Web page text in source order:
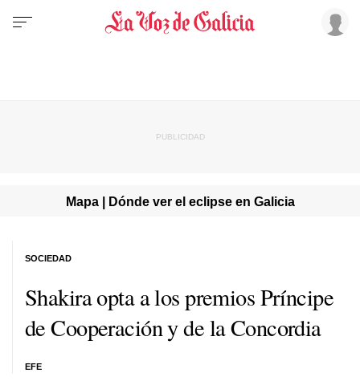
Mapa | Dónde ver el eclipse en Galicia
Shakira opta a los premios Príncipe
de Cooperación y de la Concordia
EFE
SOCIEDAD